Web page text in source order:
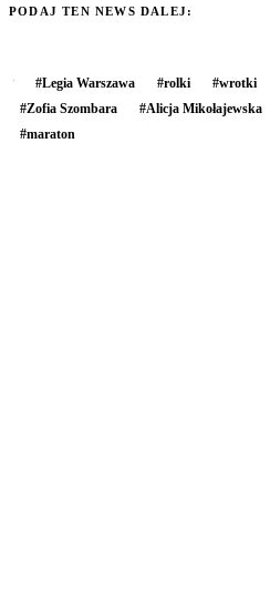
PODAJ TEN NEWS DALEJ:
#Legia Warszawa #rolki #wrotki
#Zofia Szombara #Alicja Mikołajewska
#maraton